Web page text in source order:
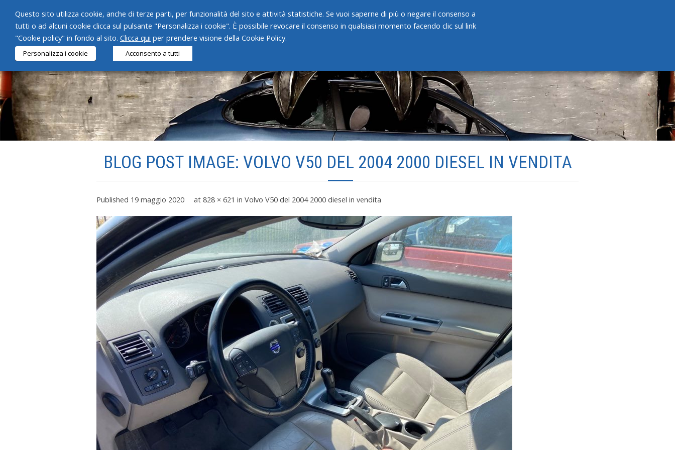
HOME CHI SIAMO SERVIZI PRODOTTI
BLOG POST IMAGE: VOLVO V50 DEL 2004 2000 DIESEL IN VENDITA
Published 19 maggio 2020 at 828 × 621 in Volvo V50 del 2004 2000 diesel in vendita
Questo sito utilizza cookie, anche di terze parti, per funzionalità del sito e attività statistiche. Se vuoi saperne di più o negare il consenso a
tutti o ad alcuni cookie clicca sul pulsante "Personalizza i cookie". È possibile revocare il consenso in qualsiasi momento facendo clic sul link
"Cookie policy" in fondo al sito. Clicca qui per prendere visione della Cookie Policy.
Personalizza i cookie Acconsento a tutti